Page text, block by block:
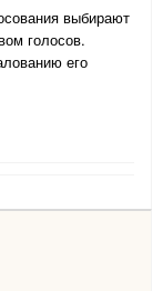
выбирают
голосов.
его